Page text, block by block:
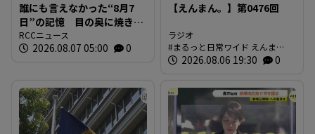
誰にも言えなかった“8月7
日”の記憶 目の奥に焼き付
く「1年生のゆきちゃん」の
姿 94歳の被爆者が今、口
RCCニュース
2026.08.07 05:00 0
【えんまん。】第0476回
ラジオ
まるっと日常ワイド えんま
ん。 放送内容
2026.08.06 19:30 0